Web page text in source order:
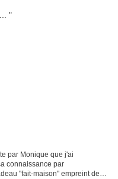
par Monique que j'ai
connaissance par
"fait-maison" empreint de